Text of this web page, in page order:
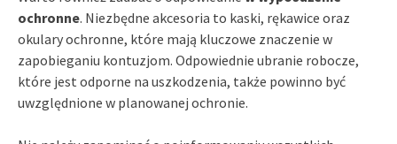
ochronne. Niezbędne akcesoria to kaski, rękawice oraz
okulary ochronne, które mają kluczowe znaczenie w
zapobieganiu kontuzjom. Odpowiednie ubranie robocze,
które jest odporne na uszkodzenia, także powinno być
uwzględnione w planowanej ochronie.